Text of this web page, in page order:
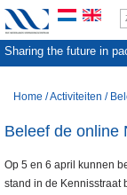
Sharing the future in
Home /Activiteiten /
Beleef de online
Op 5 en 6 april kunnen
stand in de Kennisstraat